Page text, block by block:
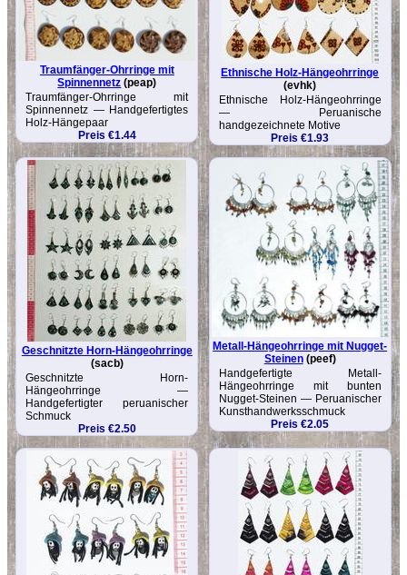
Traumfänger-Ohrringe mit
Spinnennetz (peap)
Traumfänger-Ohrringe mit
Spinnennetz — Handgefertigtes
Holz-Hängepaar
Preis €1.44
Ethnische Holz-Hängeohrringe
(evhk)
Ethnische Holz-Hängeohrringe
— Peruanische
handgezeichnete Motive
Preis €1.93
Geschnitzte Horn-Hängeohrringe
(sacb)
Geschnitzte Horn-
Hängeohrringe —
Handgefertigter peruanischer
Schmuck
Preis €2.50
Metall-Hängeohrringe mit Nugget-
Steinen(peef)
Handgefertigte Metall-
Hängeohrringe mit bunten
Nugget-Steinen — Peruanischer
Kunsthandwerksschmuck
Preis €2.05